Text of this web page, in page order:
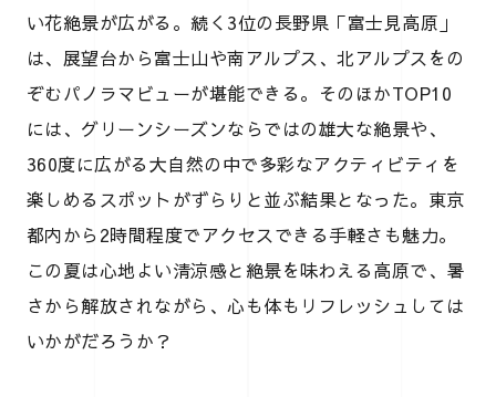
い花絶景が広がる。続く3位の長野県「富士見高原」
は、展望台から富士山や南アルプス、北アルプスをの
ぞむパノラマビューが堪能できる。そのほかTOP10
には、グリーンシーズンならではの雄大な絶景や、
360度に広がる大自然の中で多彩なアクティビティを
楽しめるスポットがずらりと並ぶ結果となった。東京
都内から2時間程度でアクセスできる手軽さも魅力。
この夏は心地よい清涼感と絶景を味わえる高原で、暑
さから解放されながら、心も体もリフレッシュしては
いかがだろうか？